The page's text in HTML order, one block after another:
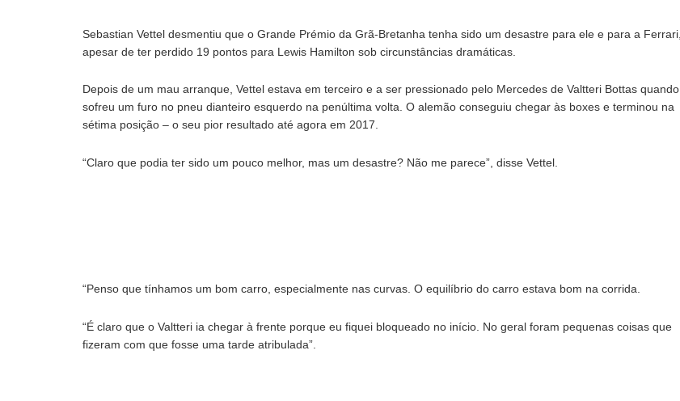
Sebastian Vettel desmentiu que o Grande Prémio da Grã-Bretanha tenha sido um desastre para ele e para a Ferrari,
apesar de ter perdido 19 pontos para Lewis Hamilton sob circunstâncias dramáticas.
Depois de um mau arranque, Vettel estava em terceiro e a ser pressionado pelo Mercedes de Valtteri Bottas quando
sofreu um furo no pneu dianteiro esquerdo na penúltima volta. O alemão conseguiu chegar às boxes e terminou na
sétima posição – o seu pior resultado até agora em 2017.
“Claro que podia ter sido um pouco melhor, mas um desastre? Não me parece”, disse Vettel.
“Penso que tínhamos um bom carro, especialmente nas curvas. O equilíbrio do carro estava bom na corrida.
“É claro que o Valtteri ia chegar à frente porque eu fiquei bloqueado no início. No geral foram pequenas coisas que
fizeram com que fosse uma tarde atribulada”.